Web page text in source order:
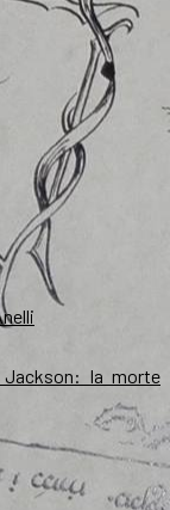
Jackson: la morte